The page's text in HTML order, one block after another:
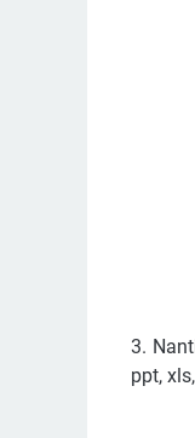
3.
ppt,